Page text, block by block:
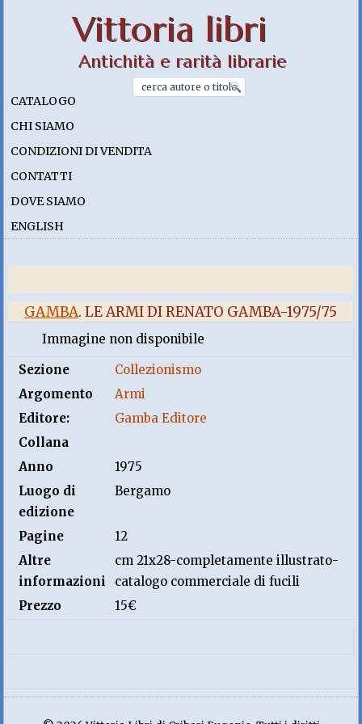
Vittoria libri
Antichità e rarità librarie
CATALOGO
CHI SIAMO
CONDIZIONI DI VENDITA
CONTATTI
DOVE SIAMO
ENGLISH
GAMBA. LE ARMI DI RENATO GAMBA-1975/75
Immagine non disponibile
Sezione
Collezionismo
Argomento
Armi
Editore:
Gamba Editore
Collana
Anno
1975
Luogo di
edizione
Bergamo
Pagine
12
Altre
informazioni
cm 21x28-completamente illustrato-
catalogo commerciale di fucili
Prezzo
15€